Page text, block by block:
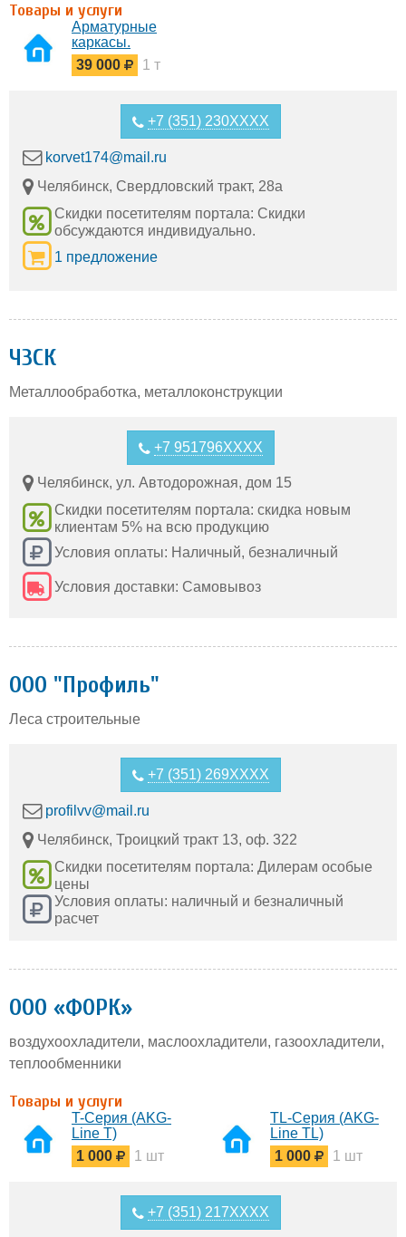
Товары и услуги
Арматурные
каркасы.
39 000
1 т
+7 (351) 230XXXX
korvet174@mail.ru
Челябинск, Свердловский тракт, 28а
Скидки посетителям портала: Скидки
обсуждаются индивидуально.
1 предложение
ЧЗСК
Металлообработка, металлоконструкции
+7 951796XXXX
Челябинск, ул. Автодорожная, дом 15
Скидки посетителям портала: скидка новым
клиентам 5% на всю продукцию
Условия оплаты: Наличный, безналичный
Условия доставки: Самовывоз
ООО "Профиль"
Леса строительные
+7 (351) 269XXXX
profilvv@mail.ru
Челябинск, Троицкий тракт 13, оф. 322
Скидки посетителям портала: Дилерам особые
цены
Условия оплаты: наличный и безналичный
расчет
ООО «ФОРК»
воздухоохладители, маслоохладители, газоохладители,
теплообменники
Товары и услуги
T-Серия (AKG-
Line T)
1 000
1 шт
TL-Серия (AKG-
Line TL)
1 000
1 шт
+7 (351) 217XXXX